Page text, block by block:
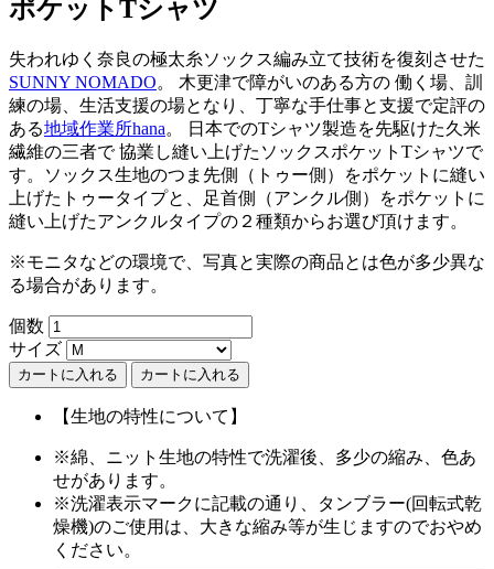
ポケットTシャツ
失われゆく奈良の極太糸ソックス編み立て技術を復刻させた
SUNNY NOMADO。 木更津で障がいのある方の 働く場、訓
練の場、生活支援の場となり、丁寧な手仕事と支援で定評の
ある地域作業所hana。 日本でのTシャツ製造を先駆けた久米
繊維の三者で 協業し縫い上げたソックスポケットTシャツで
す。ソックス生地のつま先側（トゥー側）をポケットに縫い
上げたトゥータイプと、足首側（アンクル側）をポケットに
縫い上げたアンクルタイプの２種類からお選び頂けます。
※モニタなどの環境で、写真と実際の商品とは色が多少異な
る場合があります。
個数
サイズ
カートに入れる
【生地の特性について】
※綿、ニット生地の特性で洗濯後、多少の縮み、色あ
せがあります。
※洗濯表示マークに記載の通り、タンブラー(回転式乾
燥機)のご使用は、大きな縮み等が生じますのでおやめ
ください。